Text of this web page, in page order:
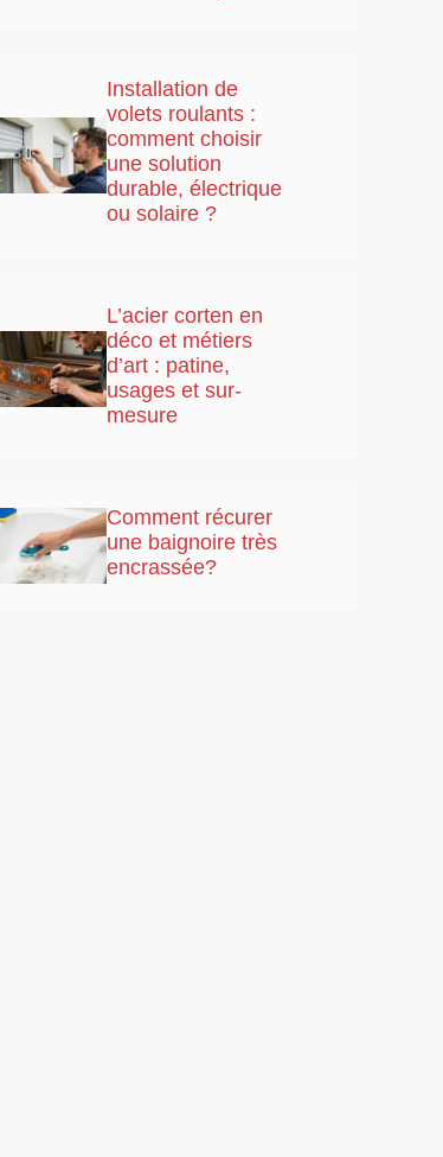
Installation de
volets roulants :
comment choisir
une solution
durable, électrique
ou solaire ?
L’acier corten en
déco et métiers
d’art : patine,
usages et sur-
mesure
Comment récurer
une baignoire très
encrassée?